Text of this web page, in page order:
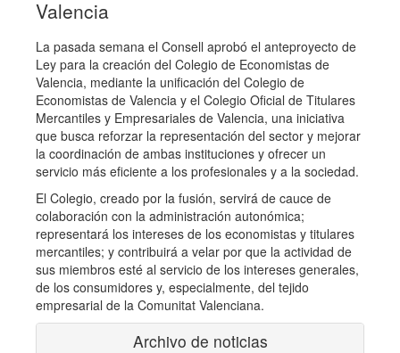
Valencia
La pasada semana el Consell aprobó el anteproyecto de
Ley para la creación del Colegio de Economistas de
Valencia, mediante la unificación del Colegio de
Economistas de Valencia y el Colegio Oficial de Titulares
Mercantiles y Empresariales de Valencia, una iniciativa
que busca reforzar la representación del sector y mejorar
la coordinación de ambas instituciones y ofrecer un
servicio más eficiente a los profesionales y a la sociedad.
El Colegio, creado por la fusión, servirá de cauce de
colaboración con la administración autonómica;
representará los intereses de los economistas y titulares
mercantiles; y contribuirá a velar por que la actividad de
sus miembros esté al servicio de los intereses generales,
de los consumidores y, especialmente, del tejido
empresarial de la Comunitat Valenciana.
Archivo de noticias